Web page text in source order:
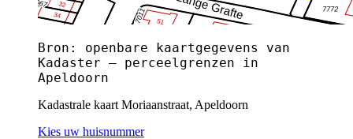
Bron: openbare kaartgegevens van
Kadaster — perceelgrenzen in
Apeldoorn
Kadastrale kaart Moriaanstraat, Apeldoorn
Kies uw huisnummer